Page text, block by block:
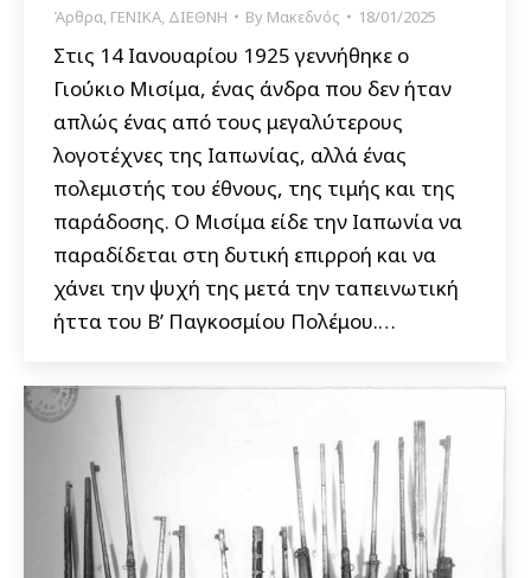
Άρθρα, ΓΕΝΙΚΑ, ΔΙΕΘΝΗ By Μακεδνός 18/01/2025
Στις 14 Ιανουαρίου 1925 γεννήθηκε ο
Γιούκιο Μισίμα, ένας άνδρα που δεν ήταν
απλώς ένας από τους μεγαλύτερους
λογοτέχνες της Ιαπωνίας, αλλά ένας
πολεμιστής του έθνους, της τιμής και της
παράδοσης. Ο Μισίμα είδε την Ιαπωνία να
παραδίδεται στη δυτική επιρροή και να
χάνει την ψυχή της μετά την ταπεινωτική
ήττα του Β’ Παγκοσμίου Πολέμου.…